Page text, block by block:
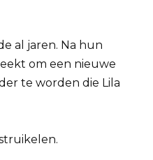
al jaren. Na hun
om een nieuwe
te worden die Lila